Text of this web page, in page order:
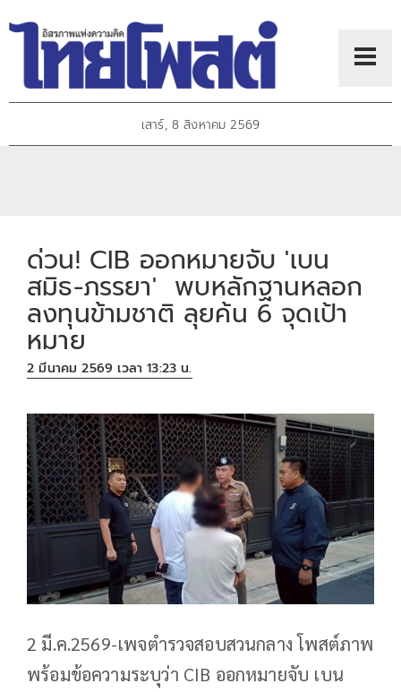
เสาร์, 8 สิงหาคม 2569
ด่วน! CIB ออกหมายจับ 'เบน
สมิธ-ภรรยา' พบหลักฐานหลอก
ลงทุนข้ามชาติ ลุยค้น 6 จุดเป้า
หมาย
2 มีนาคม 2569 เวลา 13:23 น.
2 มี.ค.2569-เพจตำรวจสอบสวนกลาง โพสต์ภาพ
พร้อมข้อความระบุว่า CIB ออกหมายจับ เบน